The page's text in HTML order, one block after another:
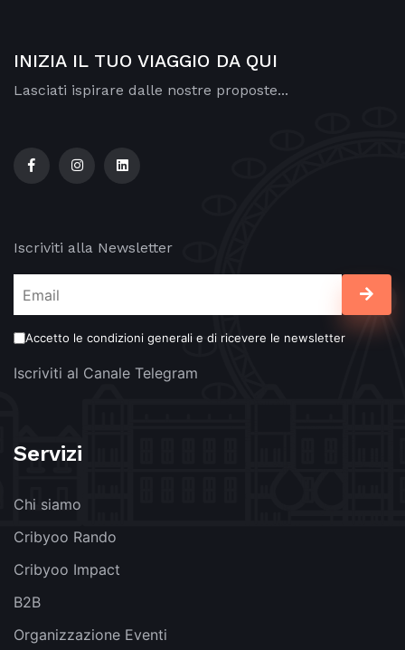
INIZIA IL TUO VIAGGIO DA QUI
Lasciati ispirare dalle nostre proposte...
Iscriviti alla Newsletter
Accetto le condizioni generali e di ricevere le newsletter
Iscriviti al Canale Telegram
Servizi
Chi siamo
Cribyoo Rando
Cribyoo Impact
B2B
Organizzazione Eventi